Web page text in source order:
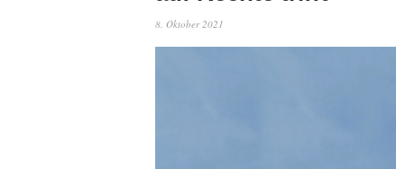
8. Oktober 2021